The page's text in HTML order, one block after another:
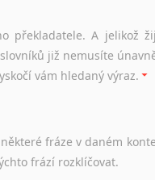
nekomerčního
osobní zkušenosti
český životopis. Tak dost
překladatele. A jelikož
již nemusíte
vám hledaný výraz.
některé fráze v daném
frází rozklíčovat.